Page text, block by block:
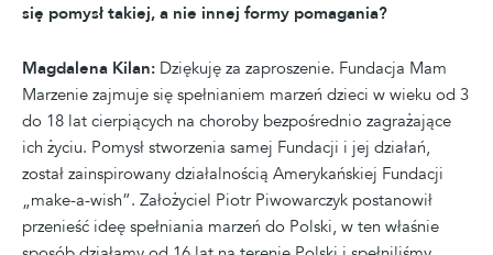
się pomysł takiej, a nie innej formy pomagania?
Magdalena Kilan: Dziękuję za zaproszenie. Fundacja Mam
Marzenie zajmuje się spełnianiem marzeń dzieci w wieku od 3
do 18 lat cierpiących na choroby bezpośrednio zagrażające
ich życiu. Pomysł stworzenia samej Fundacji i jej działań,
został zainspirowany działalnością Amerykańskiej Fundacji
„make-a-wish”. Założyciel Piotr Piwowarczyk postanowił
przenieść ideę spełniania marzeń do Polski, w ten właśnie